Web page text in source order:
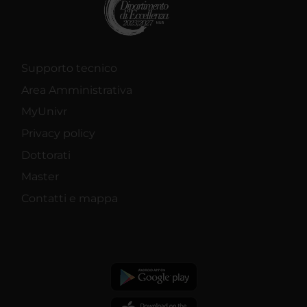
Supporto tecnico
Area Amministrativa
MyUnivr
Privacy policy
Dottorati
Master
Contatti e mappa